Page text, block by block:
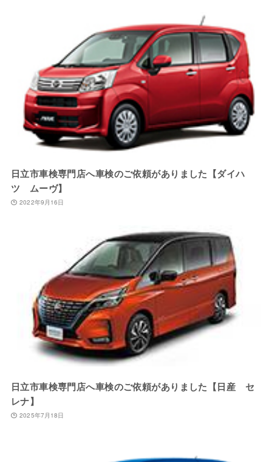
日立市車検専門店へ車検のご依頼がありました【ダイハ
ツ ムーヴ】
2022年9月16日
日立市車検専門店へ車検のご依頼がありました【日産 セ
レナ】
2025年7月18日